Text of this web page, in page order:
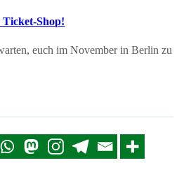
Ticket-Shop!
euch im November in Berlin zu